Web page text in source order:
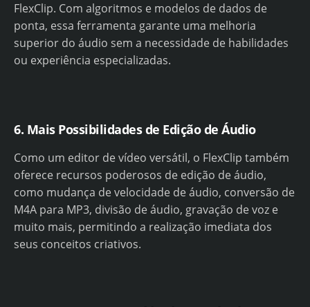
FlexClip. Com algoritmos e modelos de dados de
ponta, essa ferramenta garante uma melhoria
superior do áudio sem a necessidade de habilidades
ou experiência especializadas.
6. Mais Possibilidades de Edição de Áudio
Como um editor de vídeo versátil, o FlexClip também
oferece recursos poderosos de edição de áudio,
como mudança de velocidade de áudio, conversão de
M4A para MP3, divisão de áudio, gravação de voz e
muito mais, permitindo a realização imediata dos
seus conceitos criativos.